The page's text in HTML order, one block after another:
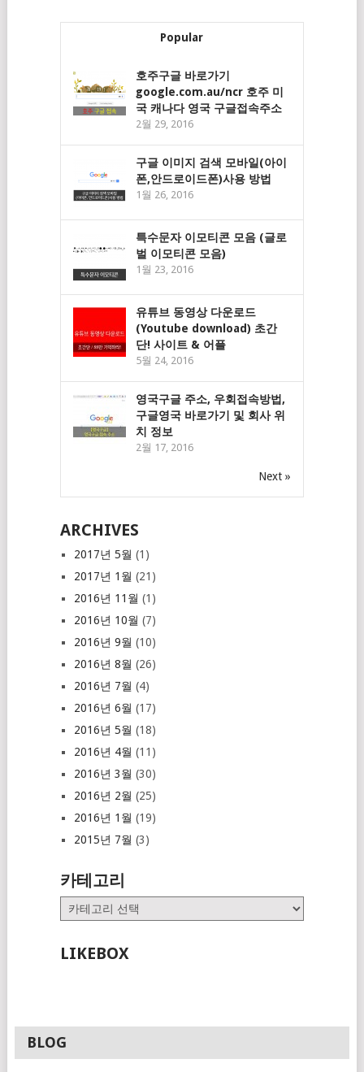
Popular
호주구글 바로가기
google.com.au/ncr 호주 미
국 캐나다 영국 구글접속주소
2월 29, 2016
구글 이미지 검색 모바일(아이
폰,안드로이드폰)사용 방법
1월 26, 2016
특수문자 이모티콘 모음 (글로
벌 이모티콘 모음)
1월 23, 2016
유튜브 동영상 다운로드
(Youtube download) 초간
단! 사이트 & 어플
5월 24, 2016
영국구글 주소, 우회접속방법,
구글영국 바로가기 및 회사 위
치 정보
2월 17, 2016
Next »
ARCHIVES
2017년 5월 (1)
2017년 1월 (21)
2016년 11월 (1)
2016년 10월 (7)
2016년 9월 (10)
2016년 8월 (26)
2016년 7월 (4)
2016년 6월 (17)
2016년 5월 (18)
2016년 4월 (11)
2016년 3월 (30)
2016년 2월 (25)
2016년 1월 (19)
2015년 7월 (3)
카테고리
카
테
리
LIKEBOX
BLOG